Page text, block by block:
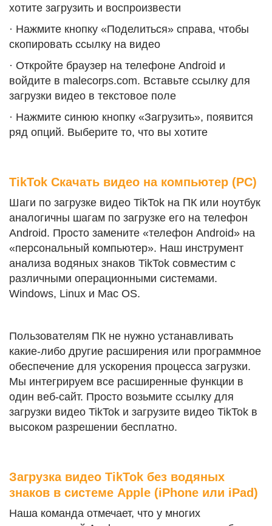
хотите загрузить и воспроизвести
· Нажмите кнопку «Поделиться» справа, чтобы
скопировать ссылку на видео
· Откройте браузер на телефоне Android и
войдите в malecorps.com. Вставьте ссылку для
загрузки видео в текстовое поле
· Нажмите синюю кнопку «Загрузить», появится
ряд опций. Выберите то, что вы хотите
TikTok Скачать видео на компьютер (PC)
Шаги по загрузке видео TikTok на ПК или ноутбук
аналогичны шагам по загрузке его на телефон
Android. Просто замените «телефон Android» на
«персональный компьютер». Наш инструмент
анализа водяных знаков TikTok совместим с
различными операционными системами.
Windows, Linux и Mac OS.
Пользователям ПК не нужно устанавливать
какие-либо другие расширения или программное
обеспечение для ускорения процесса загрузки.
Мы интегрируем все расширенные функции в
один веб-сайт. Просто возьмите ссылку для
загрузки видео TikTok и загрузите видео TikTok в
высоком разрешении бесплатно.
Загрузка видео TikTok без водяных
знаков в системе Apple (iPhone или iPad)
Наша команда отмечает, что у многих